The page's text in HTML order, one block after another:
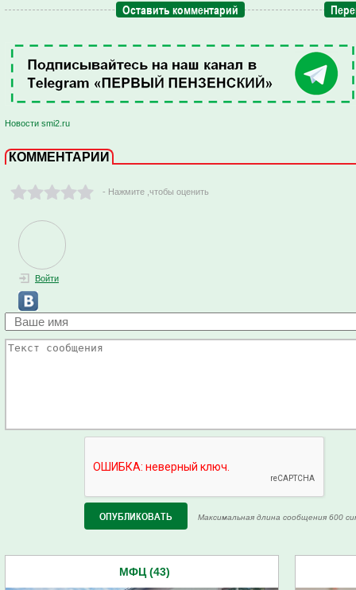
Оставить комментарий
Новости smi2.ru
КОММЕНТАРИИ
- Нажмите ,чтобы оценить
Войти
Максимальная длина сообщения 600
МФЦ (43)